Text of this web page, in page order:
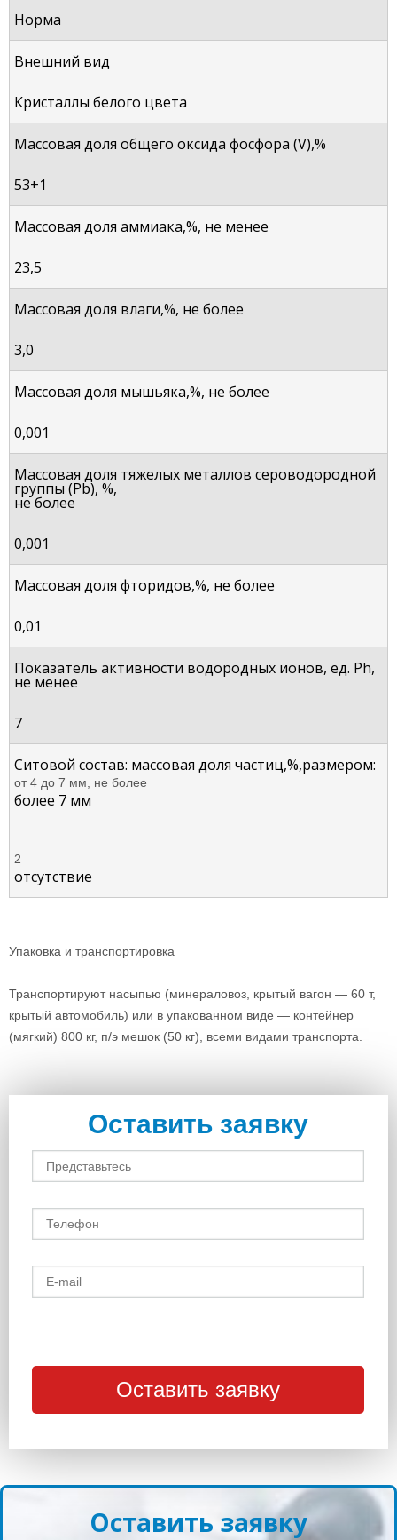
Оставить заявку
Норма
Внешний вид
Кристаллы белого цвета
Массовая доля общего оксида фосфора (V),%
53+1
Массовая доля аммиака,%, не менее
23,5
Массовая доля влаги,%, не более
3,0
Массовая доля мышьяка,%, не более
0,001
Массовая доля тяжелых металлов сероводородной
группы (Pb), %,
не более
0,001
Массовая доля фторидов,%, не более
0,01
Показатель активности водородных ионов, ед. Ph,
не менее
7
Ситовой состав: массовая доля частиц,%,размером:
от 4 до 7 мм, не более
более 7 мм
2
отсутствие
Упаковка и транспортировка
Транспортируют насыпью (минераловоз, крытый вагон — 60 т,
крытый автомобиль) или в упакованном виде — контейнер
(мягкий) 800 кг, п/э мешок (50 кг), всеми видами транспорта.
Оставить заявку